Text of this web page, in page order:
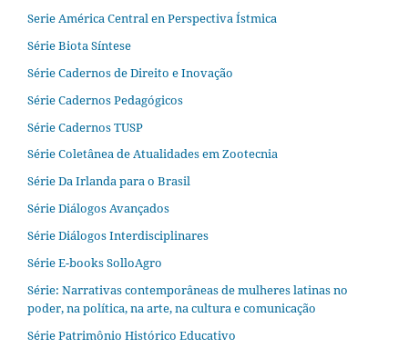
Serie América Central en Perspectiva Ístmica
Série Biota Síntese
Série Cadernos de Direito e Inovação
Série Cadernos Pedagógicos
Série Cadernos TUSP
Série Coletânea de Atualidades em Zootecnia
Série Da Irlanda para o Brasil
Série Diálogos Avançados
Série Diálogos Interdisciplinares
Série E-books SolloAgro
Série: Narrativas contemporâneas de mulheres latinas no
poder, na política, na arte, na cultura e comunicação
Série Patrimônio Histórico Educativo